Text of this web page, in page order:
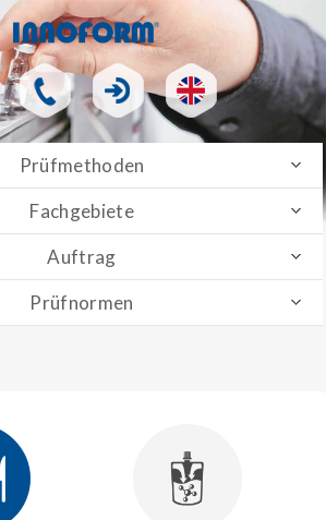
Prüfmethoden
Fachgebiete
Auftrag
Prüfnormen